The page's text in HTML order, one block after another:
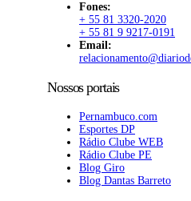
Fones:
+ 55 81 3320-2020
+ 55 81 9 9217-0191
Email:
Nossos portais
Pernambuco.com
Esportes DP
Rádio Clube WEB
Rádio Clube PE
Blog Giro
Blog Dantas Barreto